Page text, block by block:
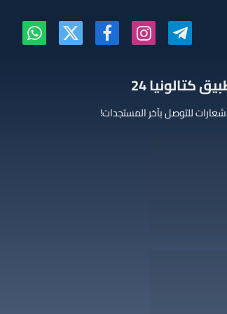
تيلقرام الانستغرامفيسبوكX
واتساب
كتالونيا 24
للتوصل بآخر المستجدات!